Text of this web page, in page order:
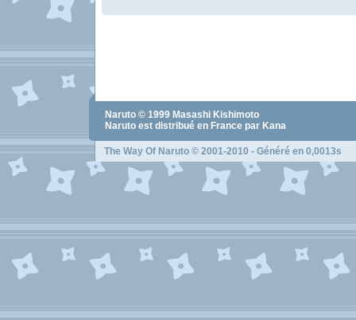
Naruto © 1999 Masashi Kishimoto
Naruto est distribué en France par Kana
The Way Of Naruto © 2001-2010 - Généré en 0,0013s